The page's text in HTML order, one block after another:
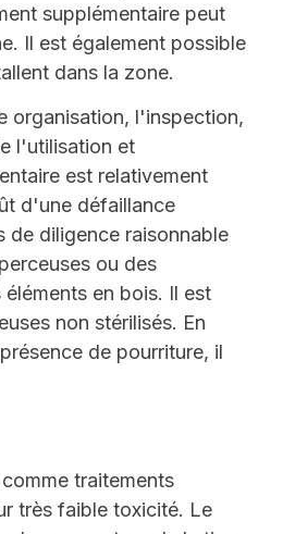
supplémentaire peut
Il est également possible
dans la zone.
organisation, l'inspection,
l'utilisation et
est relativement
d'une défaillance
de diligence raisonnable
ou des
en bois. Il est
non stérilisés. En
de pourriture, il
traitements
très faible toxicité. Le